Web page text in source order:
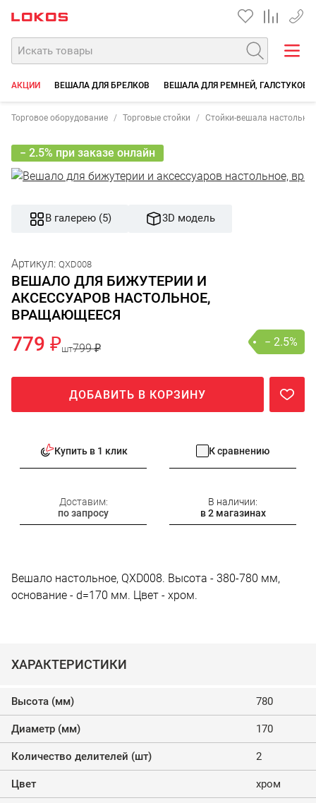
+7
АКЦИИ ВЕШАЛА ДЛЯ БРЕЛКОВ ВЕШАЛА ДЛЯ РЕМНЕЙ, ГАЛСТУКОВ
Торговое оборудование Торговые стойки Стойки-вешала
− 2.5% при заказе онлайн
В галерею (5) 3D модель
Артикул: QXD008
ВЕШАЛО ДЛЯ БИЖУТЕРИИ И
АКСЕССУАРОВ НАСТОЛЬНОЕ,
ВРАЩАЮЩЕЕСЯ
779 ₽шт799 ₽ − 2.5%
ДОБАВИТЬ В КОРЗИНУ
Купить в 1 клик К сравнению
Доставим:
по запросу
В наличии:
в 2 магазинах
Вешало настольное, QXD008. Высота - 380-780 мм,
основание - d=170 мм. Цвет - хром.
ХАРАКТЕРИСТИКИ
Высота (мм) 780
Диаметр (мм) 170
Количество делителей (шт) 2
Цвет хром